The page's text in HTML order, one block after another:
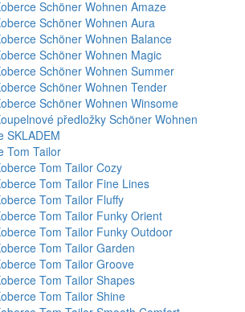
Schöner Wohnen Amaze
Schöner Wohnen Aura
Schöner Wohnen Balance
Schöner Wohnen Magic
Schöner Wohnen Summer
Schöner Wohnen Tender
Schöner Wohnen Winsome
předložky Schöner Wohnen
SKLADEM
Tom Tailor
Tom Tailor Cozy
Tom Tailor Fine Lines
Tom Tailor Fluffy
Tom Tailor Funky Orient
Tom Tailor Funky Outdoor
Tom Tailor Garden
Tom Tailor Groove
Tom Tailor Shapes
Tom Tailor Shine